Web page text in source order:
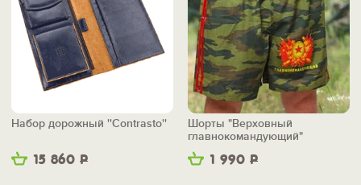
15 860 Р
Набор дорожный ''Contrasto''
1 990 Р
Шорты "Верховный
главнокомандующий"